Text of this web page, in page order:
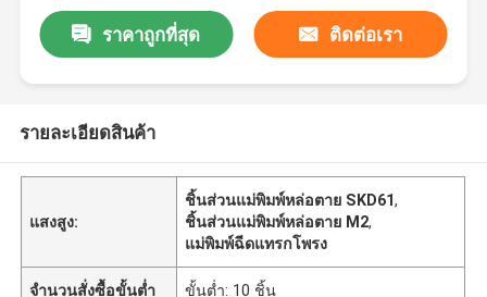
ราคาถูกที่สุด ติดต่อเรา
รายละเอียดสินค้า
แสงสูง:
ชิ้นส่วนแม่พิมพ์หล่อตาย SKD61,
ชิ้นส่วนแม่พิมพ์หล่อตาย M2,
แม่พิมพ์ฉีดแทรกโพรง
จำนวนสั่งซื้อขั้นต่ำ ขั้นต่ำ: 10 ชิ้น